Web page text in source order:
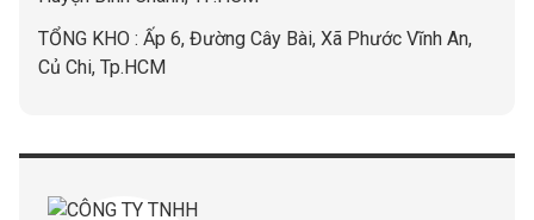
TỔNG KHO : Ấp 6, Đường Cây Bài, Xã Phước Vĩnh An,
Củ Chi, Tp.HCM